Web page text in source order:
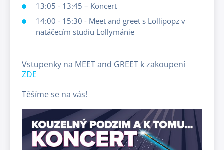
13:05 - 13:45 – Koncert
14:00 - 15:30 - Meet and greet s Lollipopz v
natáčecím studiu Lollymánie
Vstupenky na MEET and GREET k zakoupení
ZDE
Těšíme se na vás!